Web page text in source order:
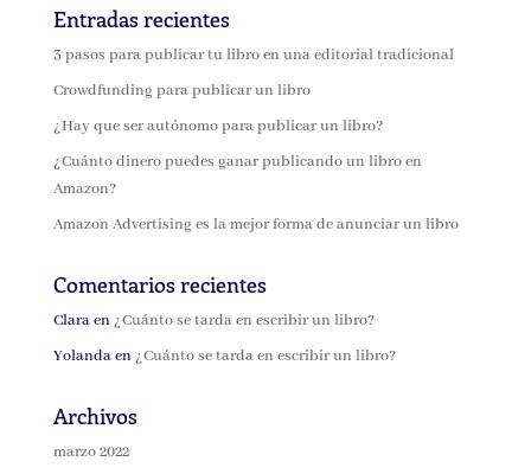
Entradas recientes
3 pasos para publicar tu libro en una editorial tradicional
Crowdfunding para publicar un libro
¿Hay que ser autónomo para publicar un libro?
¿Cuánto dinero puedes ganar publicando un libro en
Amazon?
Amazon Advertising es la mejor forma de anunciar un libro
Comentarios recientes
Claraen¿Cuánto se tarda en escribir un libro?
Yolandaen¿Cuánto se tarda en escribir un libro?
Archivos
marzo 2022